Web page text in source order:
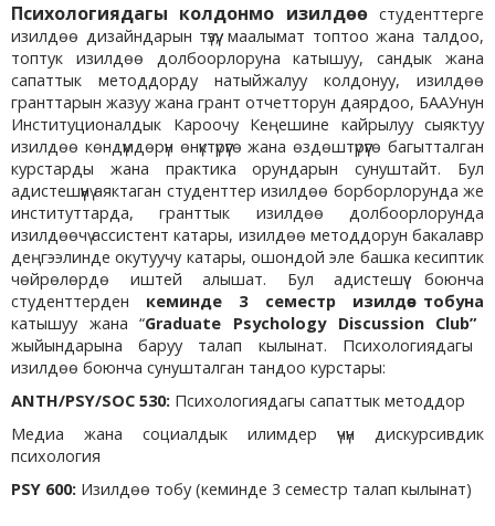
Психологиядагы колдонмо изилдөөстуденттерге
изилдөө дизайндарын түзүү, маалымат топтоо жана талдоо,
топтук изилдөө долбоорлоруна катышуу, сандык жана
сапаттык методдорду натыйжалуу колдонуу, изилдөө
гранттарын жазуу жана грант отчетторун даярдоо, БААУнун
Институционалдык Кароочу Кеңешине кайрылуу сыяктуу
изилдөө көндүмдөрүн өнүктүрүүгө жана өздөштүрүүгө багытталган
курстарды жана практика орундарын сунуштайт. Бул
адистешүүнү аяктаган студенттер изилдөө борборлорунда же
институттарда, гранттык изилдөө долбоорлорунда
изилдөөчү ассистент катары, изилдөө методдорун бакалавр
деңгээлинде окутуучу катары, ошондой эле башка кесиптик
чөйрөлөрдө иштей алышат. Бул адистешүү боюнча
студенттерден кеминде 3 семестр изилдөө тобуна
катышуу жана “Graduate Psychology Discussion Club”
жыйындарына баруу талап кылынат. Психологиядагы
изилдөө боюнча сунушталган тандоо курстары:
ANTH/PSY/SOC 530: Психологиядагы сапаттык методдор
Медиа жана социалдык илимдер үчүн дискурсивдик
психология
PSY 600: Изилдөө тобу (кеминде 3 семестр талап кылынат)